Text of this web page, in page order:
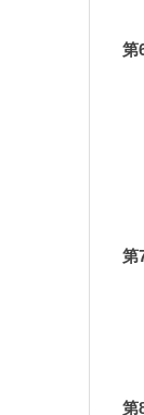
第
第
第